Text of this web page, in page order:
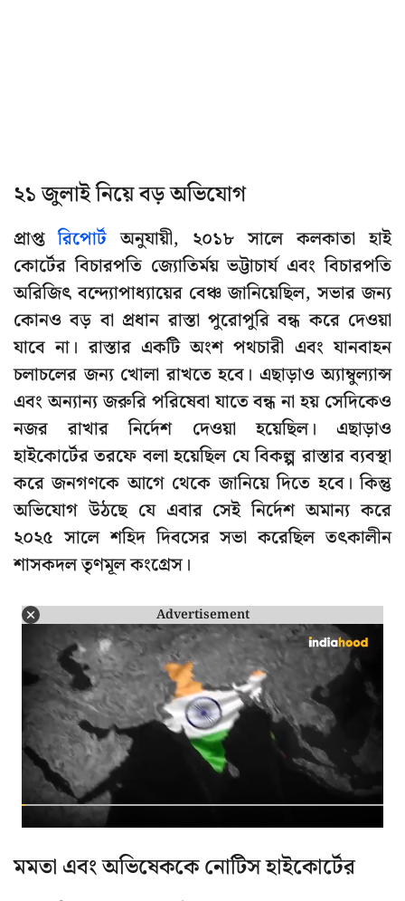
২১ জুলাই নিয়ে বড় অভিযোগ
প্রাপ্তরিপোর্ট অনুযায়ী, ২০১৮ সালে কলকাতা হাই
কোর্টের বিচারপতি জ্যোতির্ময় ভট্টাচার্য এবং বিচারপতি
অরিজিৎ বন্দ্যোপাধ্যায়ের বেঞ্চ জানিয়েছিল, সভার জন্য
কোনও বড় বা প্রধান রাস্তা পুরোপুরি বন্ধ করে দেওয়া
যাবে না। রাস্তার একটি অংশ পথচারী এবং যানবাহন
চলাচলের জন্য খোলা রাখতে হবে। এছাড়াও অ্যাম্বুল্যান্স
এবং অন্যান্য জরুরি পরিষেবা যাতে বন্ধ না হয় সেদিকেও
নজর রাখার নির্দেশ দেওয়া হয়েছিল। এছাড়াও
হাইকোর্টের তরফে বলা হয়েছিল যে বিকল্প রাস্তার ব্যবস্থা
করে জনগণকে আগে থেকে জানিয়ে দিতে হবে। কিন্তু
অভিযোগ উঠছে যে এবার সেই নির্দেশ অমান্য করে
২০২৫ সালে শহিদ দিবসের সভা করেছিল তৎকালীন
শাসকদল তৃণমূল কংগ্রেস।
Advertisement
মমতা এবং অভিষেককে নোটিস হাইকোর্টের